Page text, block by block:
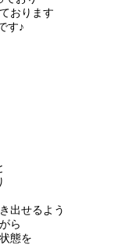
おります
す♪
出せるよう
ら
態を